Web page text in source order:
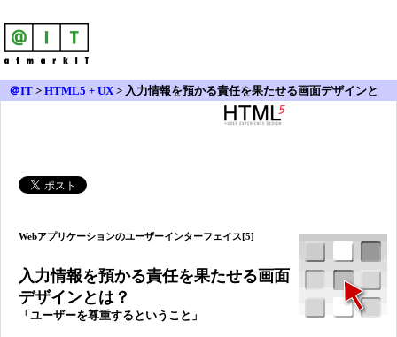
＠IT > HTML5 + UX> 入力情報を預かる責任を果たせる画面デザインと
Webアプリケーションのユーザーインターフェイス[5]
入力情報を預かる責任を果たせる画面
デザインとは？
「ユーザーを尊重するということ」